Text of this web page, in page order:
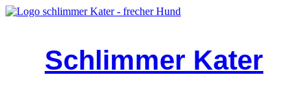
Zum
Schlimmer Kater